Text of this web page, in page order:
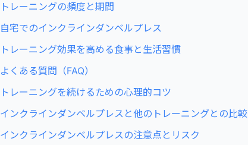
トレーニングの頻度と期間
自宅でのインクラインダンベルプレス
トレーニング効果を高める食事と生活習慣
よくある質問（FAQ）
トレーニングを続けるための心理的コツ
インクラインダンベルプレスと他のトレーニングとの比較
インクラインダンベルプレスの注意点とリスク